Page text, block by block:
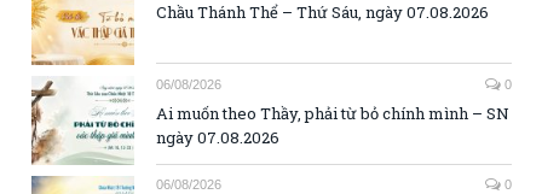
Chầu Thánh Thể – Thứ Sáu, ngày 07.08.2026
06/08/2026 0
Ai muốn theo Thầy, phải từ bỏ chính mình – SN
ngày 07.08.2026
06/08/2026 0